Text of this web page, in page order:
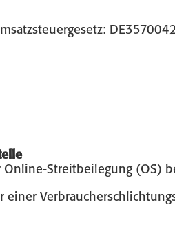
Streitbeilegung (OS)
einer